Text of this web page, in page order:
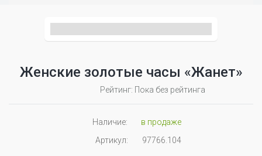
Женские золотые часы «Жанет»
Рейтинг: Пока без рейтинга
Наличие:
в продаже
Артикул:
97766.104